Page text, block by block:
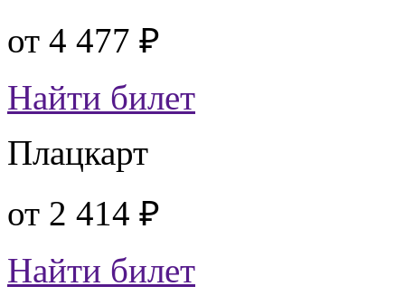
от 4 477 ₽
Найти билет
Плацкарт
от 2 414 ₽
Найти билет